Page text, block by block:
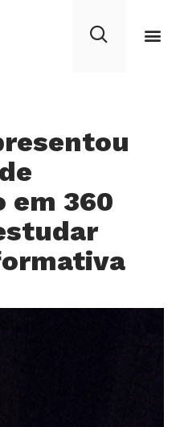
em 360